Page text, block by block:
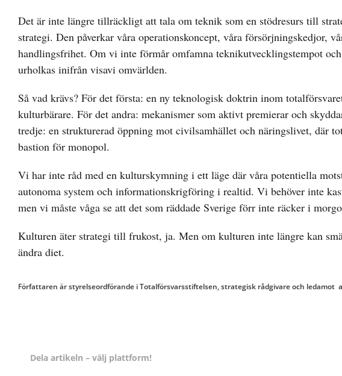
Det är inte längre tillräckligt att tala om teknik som en stödresurs till
strategi. Den påverkar våra operationskoncept, våra försörjningskedjor,
handlingsfrihet. Om vi inte förmår omfamna teknikutvecklingstempot
urholkas inifrån visavi omvärlden.
Så vad krävs? För det första: en ny teknologisk doktrin inom
kulturbärare. För det andra: mekanismer som aktivt premierar och
tredje: en strukturerad öppning mot civilsamhället och näringslivet, där
bastion för monopol.
Vi har inte råd med en kulturskymning i ett läge där våra potentiella
autonoma system och informationskrigföring i realtid. Vi behöver inte
men vi måste våga se att det som räddade Sverige förr inte räcker i
Kulturen äter strategi till frukost, ja. Men om kulturen inte längre kan
ändra diet.
Författaren är styrelseordförande i Totalförsvarsstiftelsen, strategisk rådgivare och ledamot
Dela artikeln – välj plattform!